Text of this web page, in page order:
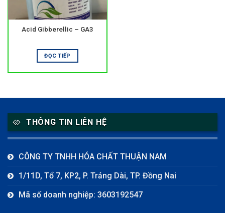
Acid Gibberellic – GA3
ĐỌC TIẾP
THÔNG TIN LIÊN HỆ
CÔNG TY TNHH HÓA CHẤT THUẬN NAM
1/11D, Tổ 7, KP2, P. Trảng Dài, TP. Đồng Nai
Mã số doanh nghiệp: 3603192547